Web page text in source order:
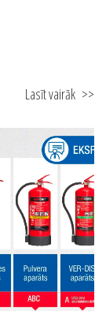
Lasīt vairāk >>